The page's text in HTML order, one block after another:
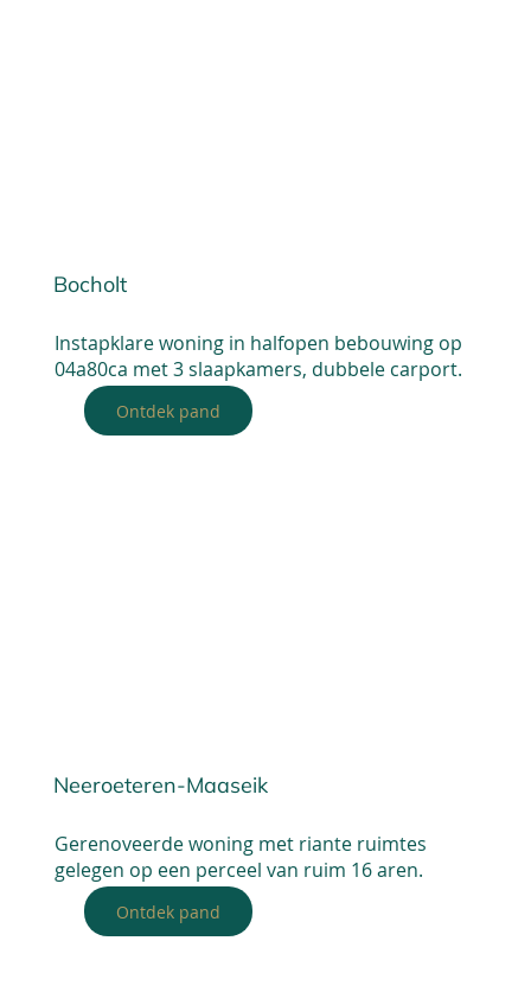
Bocholt
Instapklare woning in halfopen bebouwing op
04a80ca met 3 slaapkamers, dubbele carport.
Ontdek pand
Neeroeteren-Maaseik
Gerenoveerde woning met riante ruimtes
gelegen op een perceel van ruim 16 aren.
Ontdek pand